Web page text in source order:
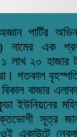
পার্টির
এক
২০ হাজার
গতকাল
বাজার
ইউনিয়নের
সূত্র
একাউন্টে